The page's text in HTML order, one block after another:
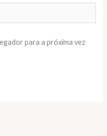
para a próxima vez